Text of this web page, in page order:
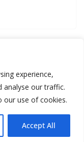
experience,
analyse our traffic.
our use of cookies.
Accept All
byWordPress